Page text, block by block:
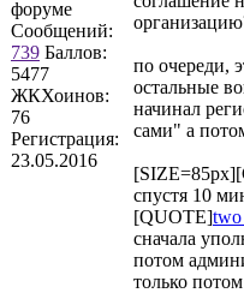
форуме
Сообщений:
739 Баллов:
5477
ЖКХоинов:
76
Регистрация:
23.05.2016
по очереди,
остальные
начинал
сами" а
спустя 10
[QUOTE]
сначала
потом
только